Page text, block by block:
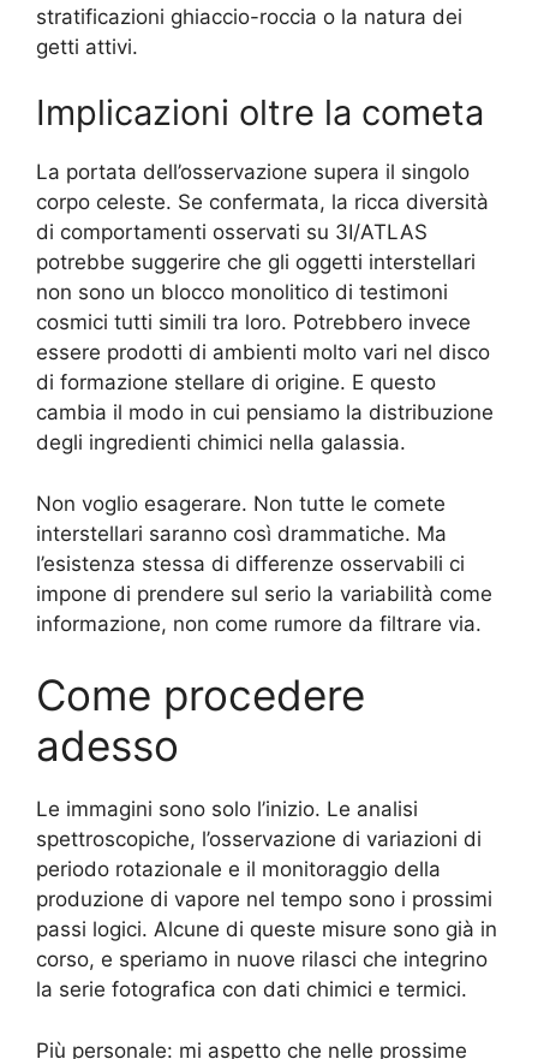
stratificazioni ghiaccio-roccia o la natura dei
getti attivi.
Implicazioni oltre la cometa
La portata dell’osservazione supera il singolo
corpo celeste. Se confermata, la ricca diversità
di comportamenti osservati su 3I/ATLAS
potrebbe suggerire che gli oggetti interstellari
non sono un blocco monolitico di testimoni
cosmici tutti simili tra loro. Potrebbero invece
essere prodotti di ambienti molto vari nel disco
di formazione stellare di origine. E questo
cambia il modo in cui pensiamo la distribuzione
degli ingredienti chimici nella galassia.
Non voglio esagerare. Non tutte le comete
interstellari saranno così drammatiche. Ma
l’esistenza stessa di differenze osservabili ci
impone di prendere sul serio la variabilità come
informazione, non come rumore da filtrare via.
Come procedere
adesso
Le immagini sono solo l’inizio. Le analisi
spettroscopiche, l’osservazione di variazioni di
periodo rotazionale e il monitoraggio della
produzione di vapore nel tempo sono i prossimi
passi logici. Alcune di queste misure sono già in
corso, e speriamo in nuove rilasci che integrino
la serie fotografica con dati chimici e termici.
Più personale: mi aspetto che nelle prossime